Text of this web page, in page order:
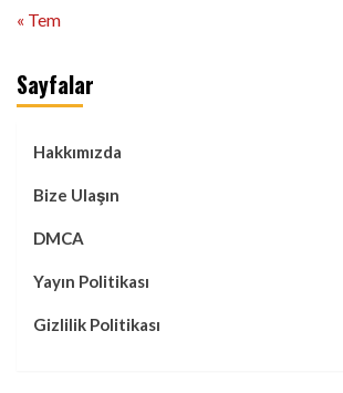
« Tem
Sayfalar
Hakkımızda
Bize Ulaşın
DMCA
Yayın Politikası
Gizlilik Politikası